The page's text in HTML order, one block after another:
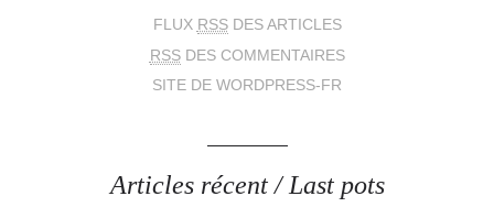
FLUX RSSDES ARTICLES
RSSDES COMMENTAIRES
SITE DE WORDPRESS-FR
Articles récent / Last pots